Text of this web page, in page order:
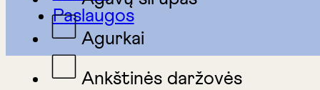
Paslaugos
Agurkai
Ankštinės daržovės